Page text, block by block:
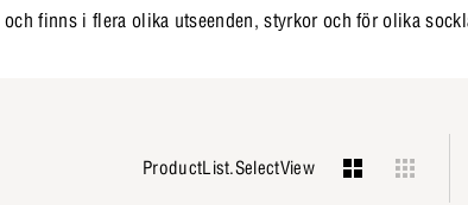
finns i flera olika utseenden, styrkor och för olika
ProductList.SelectView